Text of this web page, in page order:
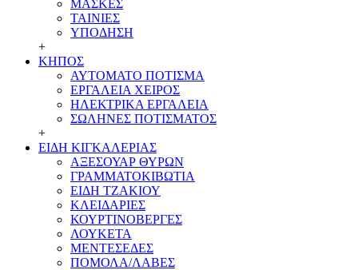
ΜΑΣΚΕΣ
ΤΑΙΝΙΕΣ
ΥΠΟΔΗΣΗ
+
ΚΗΠΟΣ
ΑΥΤΟΜΑΤΟ ΠΟΤΙΣΜΑ
ΕΡΓΑΛΕΙΑ ΧΕΙΡΟΣ
ΗΛΕΚΤΡΙΚΑ ΕΡΓΑΛΕΙΑ
ΣΩΛΗΝΕΣ ΠΟΤΙΣΜΑΤΟΣ
+
ΕΙΔΗ ΚΙΓΚΑΛΕΡΙΑΣ
ΑΞΕΣΟΥΑΡ ΘΥΡΩΝ
ΓΡΑΜMΑΤΟΚΙΒΩΤΙΑ
ΕΙΔΗ ΤΖΑΚΙΟΥ
ΚΛΕΙΔΑΡΙΕΣ
ΚΟΥΡΤΙΝΟΒΕΡΓΕΣ
ΛΟΥΚΕΤΑ
ΜΕΝΤΕΣΕΔΕΣ
ΠΟΜΟΛΑ/ΛΑΒΕΣ